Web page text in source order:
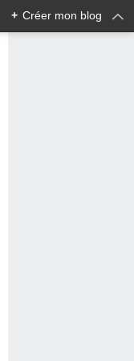
+ Créer mon blog